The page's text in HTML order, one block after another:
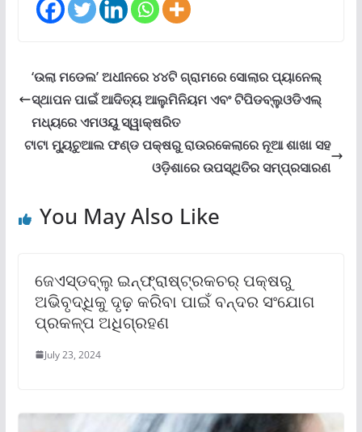
‘ଉଲା ମଡେଲ’ ଅଧୀନରେ ୪୪ଟି ଗ୍ରାମରେ ସୋଲାର ପ୍ୟାନେଲ୍
ସ୍ଥାପନ ପାଇଁ ଆଦିତ୍ୟ ଆଲୁମିନିୟମ ଏବଂ ଟିପିଡବ୍ଲୁଓଡିଏଲ୍
ମଧ୍ୟରେ ଏମଓୟୁ ସ୍ୱାକ୍ଷରିତ
ଟାଟା ମ୍ୟୁଚୁଆଲ ଫଣ୍ଡ ପକ୍ଷରୁ ରାଉରକେଲାରେ ନୂଆ ଶାଖା ସହ
ଓଡ଼ିଶାରେ ଉପସ୍ଥିତିର ସମ୍ପ୍ରସାରଣ
You May Also Like
ଜେଏସ୍‌ଡବ୍ଲୁ ଇନ୍‌ଫ୍ରାଷ୍ଟ୍ରକଚର୍ ପକ୍ଷରୁ
ଅଭିବୃଦ୍ଧିକୁ ଦୃଢ଼ କରିବା ପାଇଁ ବନ୍ଦର ସଂଯୋଗ
ପ୍ରକଳ୍ପ ଅଧିଗ୍ରହଣ
July 23, 2024